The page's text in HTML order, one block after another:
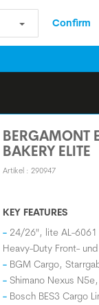
Confirm
BERGAMONT
BAKERY ELITE
Artikel : 290947
KEY FEATURES
24/26", lite AL-
Heavy-Duty Front-
BGM Cargo,
Shimano Nexus
Bosch BES3 Cargo